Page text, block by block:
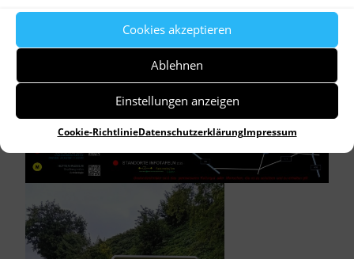
Cookies akzeptieren
Ablehnen
Einstellungen anzeigen
Cookie-RichtlinieDatenschutzerklärungImpressum